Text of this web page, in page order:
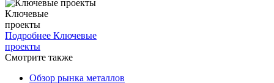
Ключевые
проекты
Подробнее Ключевые
проекты
Смотрите также
Обзор рынка металлов